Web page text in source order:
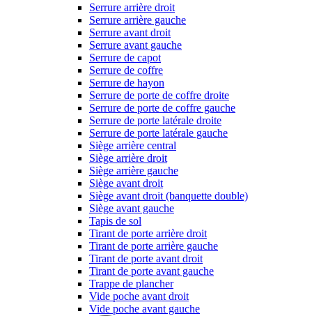
Serrure arrière droit
Serrure arrière gauche
Serrure avant droit
Serrure avant gauche
Serrure de capot
Serrure de coffre
Serrure de hayon
Serrure de porte de coffre droite
Serrure de porte de coffre gauche
Serrure de porte latérale droite
Serrure de porte latérale gauche
Siège arrière central
Siège arrière droit
Siège arrière gauche
Siège avant droit
Siège avant droit (banquette double)
Siège avant gauche
Tapis de sol
Tirant de porte arrière droit
Tirant de porte arrière gauche
Tirant de porte avant droit
Tirant de porte avant gauche
Trappe de plancher
Vide poche avant droit
Vide poche avant gauche